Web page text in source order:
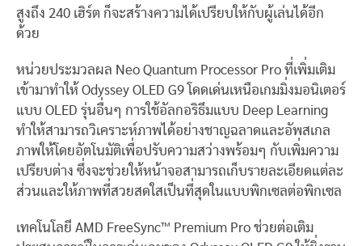
สูงถึง 240 เฮิร์ต ก็จะสร้างความได้เปรียบให้กับผู้เล่นได้อีก
ด้วย
หน่วยประมวลผล Neo Quantum Processor Pro ที่เพิ่มเติม
เข้ามาทำให้ Odyssey OLED G9 โดดเด่นเหนือเกมมิ่งมอนิเตอร์
แบบ OLED รุ่นอื่นๆ การใช้อัลกอริธึมแบบ Deep Learning
ทำให้สามารถวิเคราะห์ภาพได้อย่างชาญฉลาดและอัพสเกล
ภาพให้โดยอัตโนมัติเพื่อปรับความสว่างพร้อมๆ กับเพิ่มความ
เปรียบต่าง ซึ่งจะช่วยให้หน้าจอสามารถเก็บรายละเอียดแต่ละ
ส่วนและให้ภาพที่สวยสดใสเป็นที่สุดในแบบพิกเซลต่อพิกเซล
เทคโนโลยี AMD FreeSync™ Premium Pro ช่วยต่อเติม